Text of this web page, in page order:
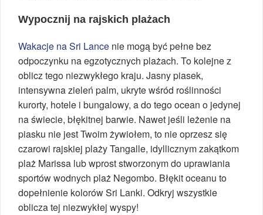
Wypocznij na rajskich plażach
Wakacje na Sri Lance nie mogą być pełne bez
odpoczynku na egzotycznych plażach. To kolejne z
oblicz tego niezwykłego kraju. Jasny piasek,
intensywna zieleń palm, ukryte wśród roślinności
kurorty, hotele i bungalowy, a do tego ocean o jedynej
na świecie, błękitnej barwie. Nawet jeśli leżenie na
piasku nie jest Twoim żywiołem, to nie oprzesz się
czarowi rajskiej plaży Tangalle, idyllicznym zakątkom
plaż Marissa lub wprost stworzonym do uprawiania
sportów wodnych plaż Negombo. Błękit oceanu to
dopełnienie kolorów Sri Lanki. Odkryj wszystkie
oblicza tej niezwykłej wyspy!